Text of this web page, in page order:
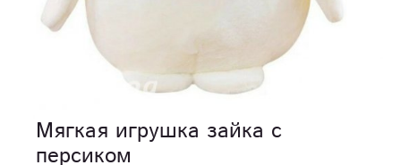
Мягкая игрушка зайка с
персиком